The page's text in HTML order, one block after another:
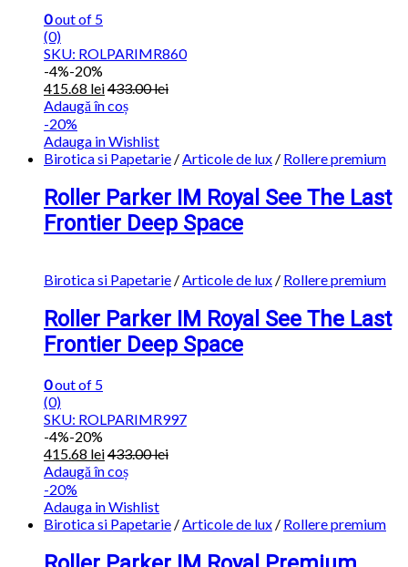
0out of 5
(0)
SKU: ROLPARIMR860
-4%-20%
415.68 lei433.00lei
Adaugă în coș
-20%
Adauga in Wishlist
Birotica si Papetarie / Articole de lux / Rollere premium
Roller Parker IM Royal See The Last
Frontier Deep Space
Birotica si Papetarie /Articole de lux / Rollere premium
Roller Parker IM Royal See The Last
Frontier Deep Space
0out of 5
(0)
SKU: ROLPARIMR997
-4%-20%
415.68 lei433.00lei
Adaugă în coș
-20%
Adauga in Wishlist
Birotica si Papetarie /Articole de lux / Rollere premium